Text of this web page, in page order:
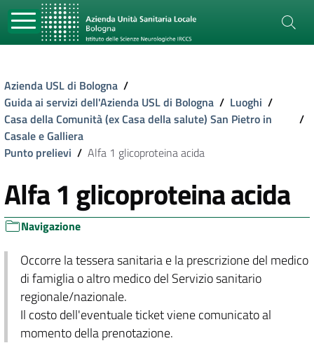
Azienda USL di Bologna /
Guida ai servizi dell'Azienda USL di Bologna / Luoghi /
Casa della Comunità (ex Casa della salute) San Pietro in
Casale e Galliera
/
Punto prelievi / Alfa 1 glicoproteina acida
Alfa 1 glicoproteina acida
Navigazione
Occorre la tessera sanitaria e la prescrizione del medico
di famiglia o altro medico del Servizio sanitario
regionale/nazionale.
Il costo dell'eventuale ticket viene comunicato al
momento della prenotazione.